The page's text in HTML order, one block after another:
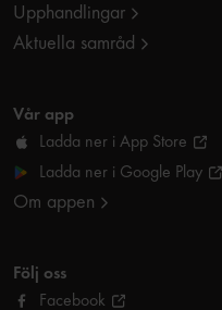
Upphandlingar
Aktuella samråd
Vår app
Ladda ner i App Store
Ladda ner i Google Play
Om appen
Följ oss
Facebook